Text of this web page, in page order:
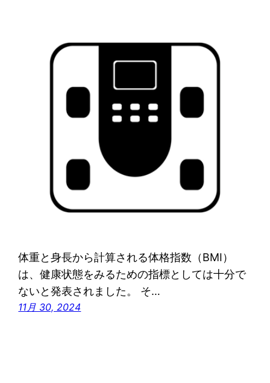
体重と身長から計算される体格指数（BMI）
は、健康状態をみるための指標としては十分で
ないと発表されました。 そ…
11月 30, 2024